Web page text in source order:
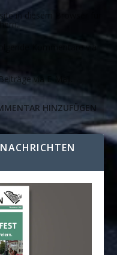
in diesem Browser für
Kommentare via
via E-Mail.
A